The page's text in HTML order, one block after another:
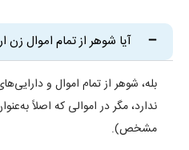
آیا شوهر از تمام اموال زن
بله، شوهر از تمام اموال و
ندارد، مگر در اموالی که اصلاً
مشخص).